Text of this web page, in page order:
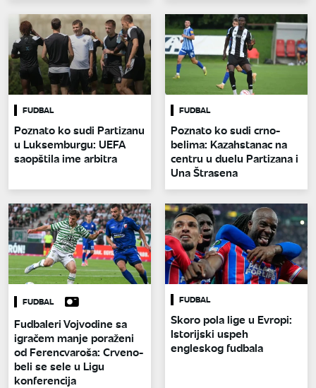
FUDBAL
Poznato ko sudi Partizanu
u Luksemburgu: UEFA
saopštila ime arbitra
FUDBAL
Poznato ko sudi crno-
belima: Kazahstanac na
centru u duelu Partizana i
Una Štrasena
FUDBAL
Fudbaleri Vojvodine sa
igračem manje poraženi
od Ferencvaroša: Crveno-
beli se sele u Ligu
konferencija
FUDBAL
Skoro pola lige u Evropi:
Istorijski uspeh
engleskog fudbala